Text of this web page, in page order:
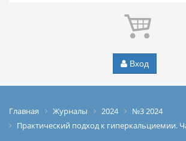
Вход
Главная Журналы 2024
№3 2024
Практический подход к гиперкальциемии.